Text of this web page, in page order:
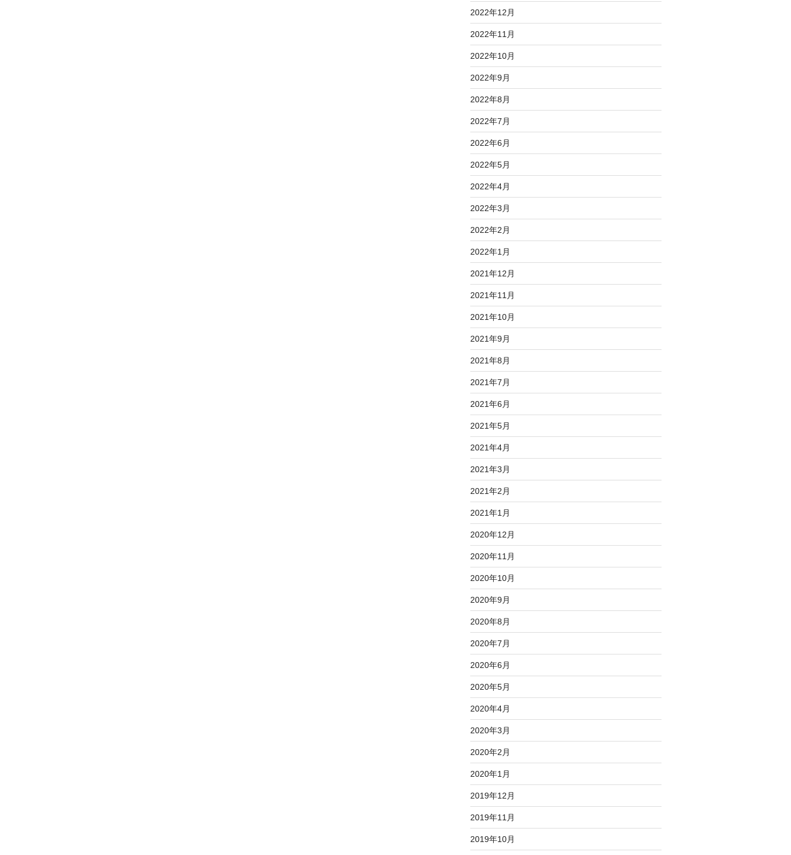
2022年12月
2022年11月
2022年10月
2022年9月
2022年8月
2022年7月
2022年6月
2022年5月
2022年4月
2022年3月
2022年2月
2022年1月
2021年12月
2021年11月
2021年10月
2021年9月
2021年8月
2021年7月
2021年6月
2021年5月
2021年4月
2021年3月
2021年2月
2021年1月
2020年12月
2020年11月
2020年10月
2020年9月
2020年8月
2020年7月
2020年6月
2020年5月
2020年4月
2020年3月
2020年2月
2020年1月
2019年12月
2019年11月
2019年10月